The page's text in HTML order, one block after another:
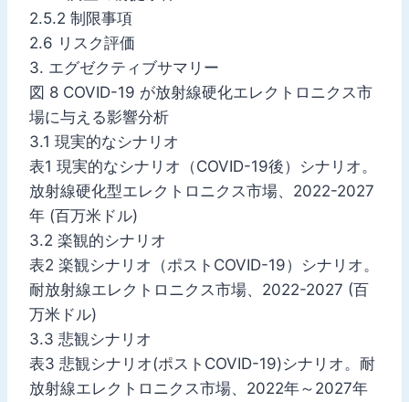
2.5.2 制限事項
2.6 リスク評価
3. エグゼクティブサマリー
図 8 COVID-19 が放射線硬化エレクトロニクス市
場に与える影響分析
3.1 現実的なシナリオ
表1 現実的なシナリオ（COVID-19後）シナリオ。
放射線硬化型エレクトロニクス市場、2022-2027
年 (百万米ドル)
3.2 楽観的シナリオ
表2 楽観シナリオ（ポストCOVID-19）シナリオ。
耐放射線エレクトロニクス市場、2022-2027 (百
万米ドル)
3.3 悲観シナリオ
表3 悲観シナリオ(ポストCOVID-19)シナリオ。耐
放射線エレクトロニクス市場、2022年～2027年